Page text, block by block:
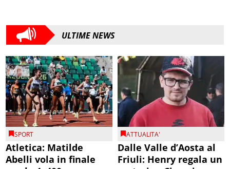
ULTIME NEWS
SPORT
Atletica: Matilde
Abelli vola in finale
ATTUALITA'
Dalle Valle d’Aosta al
Friuli: Henry regala un